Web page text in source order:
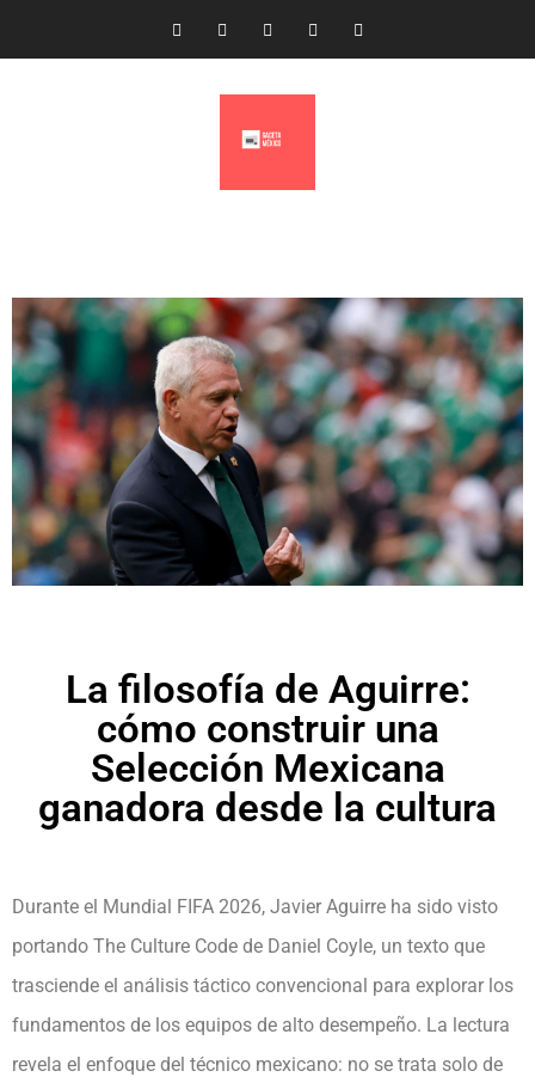
La filosofía de Aguirre:
cómo construir una
Selección Mexicana
ganadora desde la cultura
Durante el Mundial FIFA 2026, Javier Aguirre ha sido visto
portando The Culture Code de Daniel Coyle, un texto que
trasciende el análisis táctico convencional para explorar los
fundamentos de los equipos de alto desempeño. La lectura
revela el enfoque del técnico mexicano: no se trata solo de